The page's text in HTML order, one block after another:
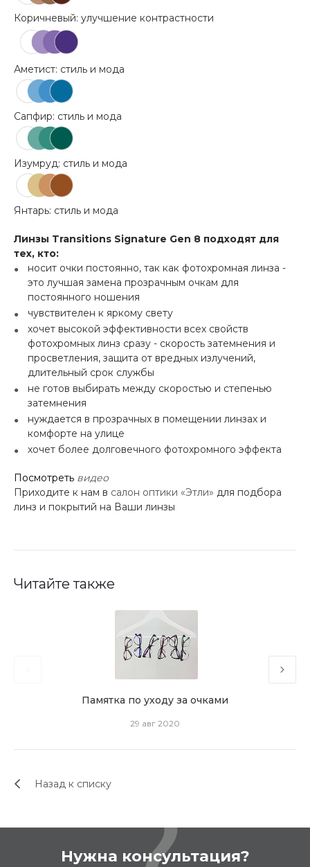
Коричневый: улучшение контрастности
Аметист: стиль и мода
Сапфир: стиль и мода
Изумруд: стиль и мода
Янтарь: стиль и мода
Линзы Transitions Signature Gen 8 подходят для
тех, кто:
носит очки постоянно, так как фотохромная линза -
это лучшая замена прозрачным очкам для
постоянного ношения
чувствителен к яркому свету
хочет высокой эффективности всех свойств
фотохромных линз сразу - скорость затемнения и
просветления, защита от вредных излучений,
длительный срок службы
не готов выбирать между скоростью и степенью
затемнения
нуждается в прозрачных в помещении линзах и
комфорте на улице
хочет более долговечного фотохромного эффекта
Посмотреть видео
Приходите к нам в салон оптики «Этли» для подбора
линз и покрытий на Ваши линзы
Читайте также
Памятка по уходу за очками
29 авг 2020
Назад к списку
Нужна консультация?